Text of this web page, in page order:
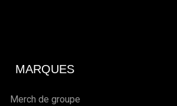
MARQUES
Merch de groupe